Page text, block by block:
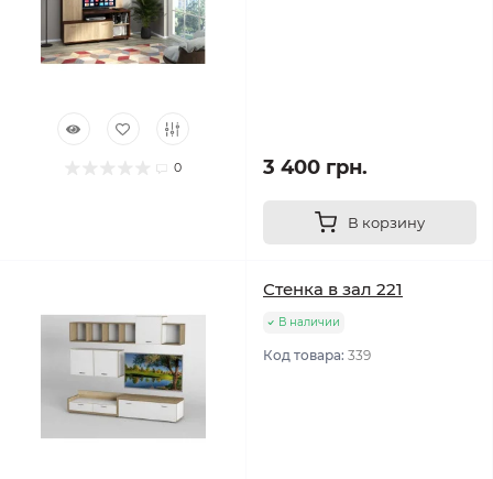
0 3 400 грн.
В корзину
Стенка в зал 221
В наличии
Код товара: 339